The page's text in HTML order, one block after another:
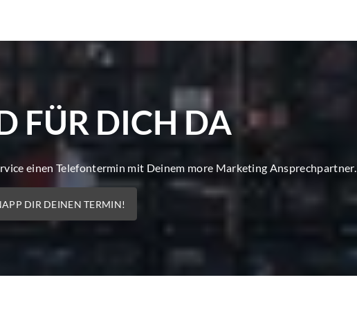
FÜR DICH DA
einen Telefontermin mit Deinem more Marketing Ansprechpartner.
DIR DEINEN TERMIN!